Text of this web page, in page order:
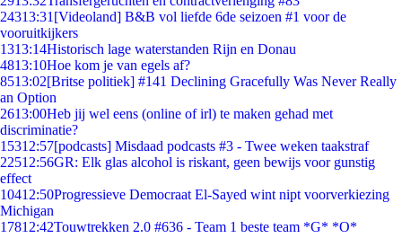
24313:31 [Videoland] B&B vol liefde 6de seizoen #1 voor de
vooruitkijkers
1313:14Historisch lage waterstanden Rijn en Donau
4813:10Hoe kom je van egels af?
8513:02[Britse politiek] #141 Declining Gracefully Was Never Really
an Option
2613:00Heb jij wel eens (online of irl) te maken gehad met
discriminatie?
15312:57[podcasts] Misdaad podcasts #3 - Twee weken taakstraf
22512:56GR: Elk glas alcohol is riskant, geen bewijs voor gunstig
effect
10412:50Progressieve Democraat El-Sayed wint nipt voorverkiezing
Michigan
17812:42Touwtrekken 2.0 #636 - Team 1 beste team *G* *O*